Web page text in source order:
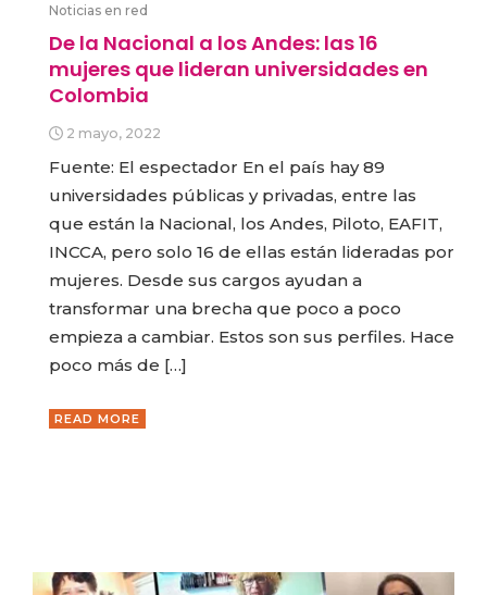
Noticias en red
De la Nacional a los Andes: las 16
mujeres que lideran universidades en
Colombia
2 mayo, 2022
Fuente: El espectador En el país hay 89
universidades públicas y privadas, entre las
que están la Nacional, los Andes, Piloto, EAFIT,
INCCA, pero solo 16 de ellas están lideradas por
mujeres. Desde sus cargos ayudan a
transformar una brecha que poco a poco
empieza a cambiar. Estos son sus perfiles. Hace
poco más de […]
READ MORE